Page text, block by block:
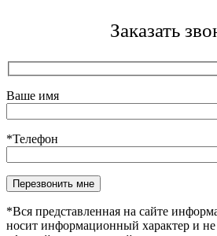
Заказать
Ваше имя
*Телефон
Оставьте это поле пустым.
*Вся представленная на сайте
носит информационный характер и не